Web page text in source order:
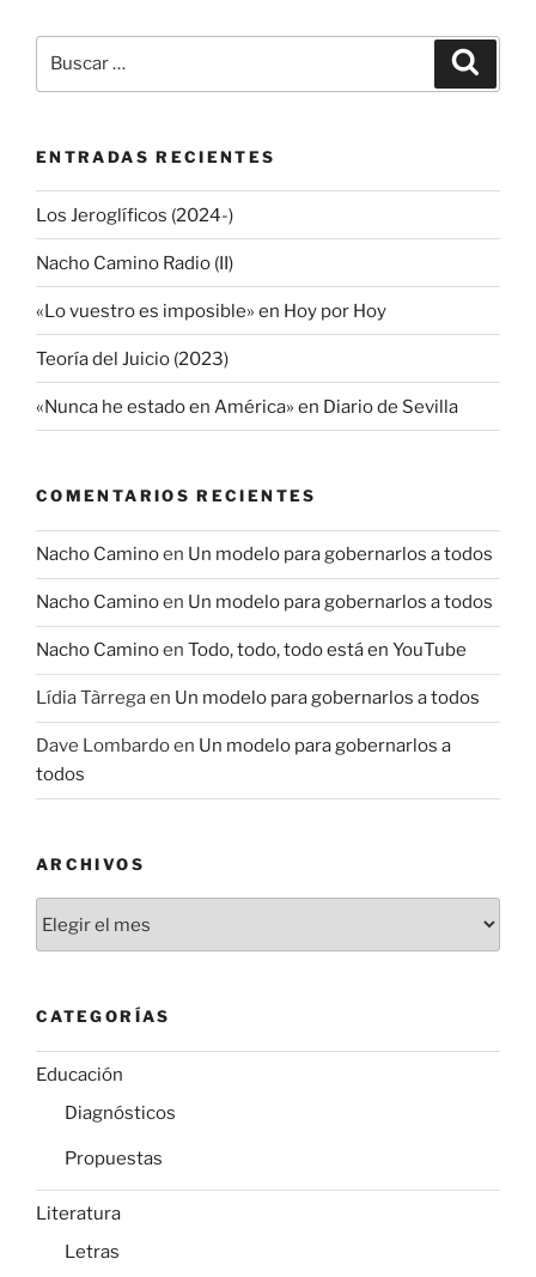
por:
ENTRADAS RECIENTES
Los Jeroglíficos (2024-)
Nacho Camino Radio (II)
«Lo vuestro es imposible» en Hoy por Hoy
Teoría del Juicio (2023)
«Nunca he estado en América» en Diario de Sevilla
COMENTARIOS RECIENTES
Nacho Caminoen Un modelo para gobernarlos a todos
Nacho Caminoen Un modelo para gobernarlos a todos
Nacho Caminoen Todo, todo, todo está en YouTube
Lídia Tàrregaen Un modelo para gobernarlos a todos
Dave Lombardoen Un modelo para gobernarlos a
todos
ARCHIVOS
CATEGORÍAS
Educación
Diagnósticos
Propuestas
Literatura
Letras